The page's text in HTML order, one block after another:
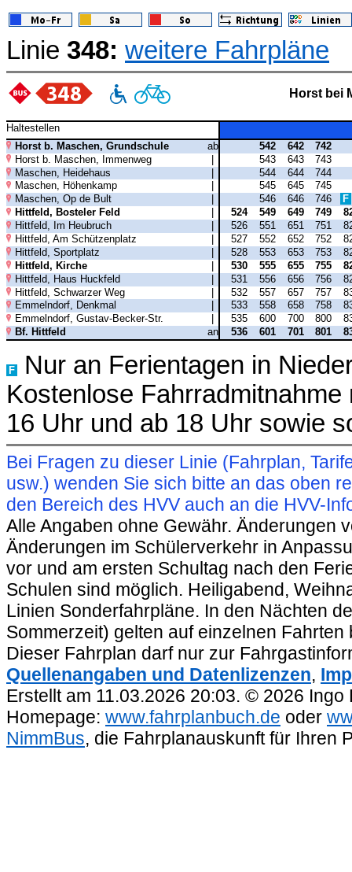
Linie 348: weitere Fahrpläne
Horst bei
Haltestellen
Horst b. Maschen, Grundschule
ab 542 642
742
Horst b. Maschen, Immenweg
| 543 643
743
Maschen, Heidehaus
| 544 644
744
Maschen, Höhenkamp
545 645
745
Maschen, Op de Bult
546 646 746
F
Hittfeld, Bosteler Feld
524 549 649 749
Hittfeld, Im Heubruch
526 551 651 751
Hittfeld, Am Schützenplatz
527 552 652 752
Hittfeld, Sportplatz
528 553 653 753
Hittfeld, Kirche
530 555 655 755
Hittfeld, Haus Huckfeld
| 531 556 656 756
Hittfeld, Schwarzer Weg
| 532 557 657 757
Emmelndorf, Denkmal
533 558 658 758
Emmelndorf, Gustav-Becker-Str.
535 600 700 800
Bf. Hittfeld
an 536 601 701 801
F
Nur an Ferientagen in
Kostenlose
16 Uhr und ab 18 Uhr sowie
Bei Fragen zu dieser Linie (Fahrplan,
usw.) wenden Sie sich bitte an das oben
den Bereich des HVV auch an die HVV-
Alle Angaben ohne Gewähr. Änderungen
Änderungen im Schülerverkehr in
vor und am ersten Schultag nach den
Schulen sind möglich. Heiligabend,
Linien Sonderfahrpläne. In den Nächten
Sommerzeit) gelten auf einzelnen
Dieser Fahrplan darf nur zur
Quellenangaben und Datenlizenzen,
Erstellt am 11.03.2026 20:03. © 2026
Homepage: www.fahrplanbuch.de oder
NimmBus, die Fahrplanauskunft für Ihren